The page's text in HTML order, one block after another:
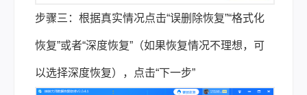
步骤三：根据真实情况点击“误删除恢复”“格式化
恢复”或者“深度恢复”（如果恢复情况不理想，可
以选择深度恢复），点击“下一步”